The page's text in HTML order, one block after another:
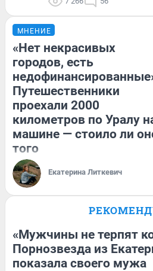
МНЕНИЕ
«Нет некрасивых
городов, есть
Путешественники
проехали 2000
километров по Уралу
машине — стоило ли
того
Екатерина Литкевич
«Мужчины не терпят
Порнозвезда из
показала своего мужа